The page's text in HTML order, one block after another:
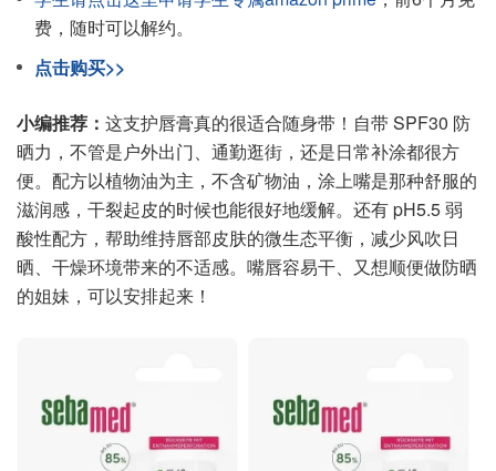
费，随时可以解约。
点击购买>>
小编推荐： 这支护唇膏真的很适合随身带！自带 SPF30 防
晒力，不管是户外出门、通勤逛街，还是日常补涂都很方
便。配方以植物油为主，不含矿物油，涂上嘴是那种舒服的
滋润感，干裂起皮的时候也能很好地缓解。还有 pH5.5 弱
酸性配方，帮助维持唇部皮肤的微生态平衡，减少风吹日
晒、干燥环境带来的不适感。嘴唇容易干、又想顺便做防晒
的姐妹，可以安排起来！